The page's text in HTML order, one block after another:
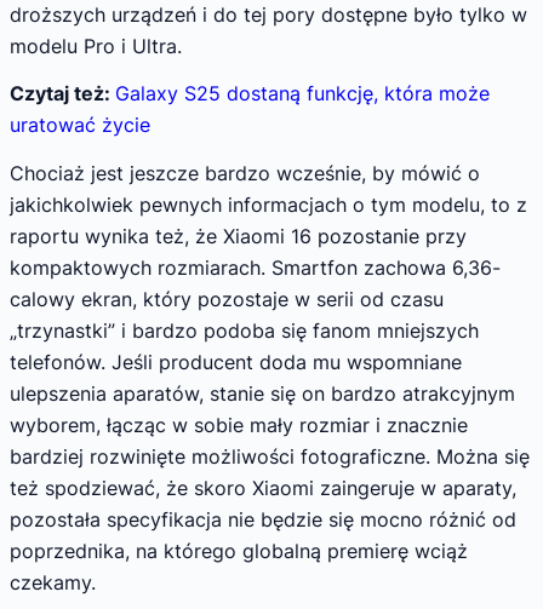
droższych urządzeń i do tej pory dostępne było tylko w
modelu Pro i Ultra.
Czytaj też: Galaxy S25 dostaną funkcję, która może
uratować życie
Chociaż jest jeszcze bardzo wcześnie, by mówić o
jakichkolwiek pewnych informacjach o tym modelu, to z
raportu wynika też, że Xiaomi 16 pozostanie przy
kompaktowych rozmiarach. Smartfon zachowa 6,36-
calowy ekran, który pozostaje w serii od czasu
„trzynastki” i bardzo podoba się fanom mniejszych
telefonów. Jeśli producent doda mu wspomniane
ulepszenia aparatów, stanie się on bardzo atrakcyjnym
wyborem, łącząc w sobie mały rozmiar i znacznie
bardziej rozwinięte możliwości fotograficzne. Można się
też spodziewać, że skoro Xiaomi zaingeruje w aparaty,
pozostała specyfikacja nie będzie się mocno różnić od
poprzednika, na którego globalną premierę wciąż
czekamy.